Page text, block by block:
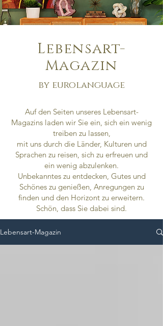
Lebensart-
Magazin
by eurolanguage
Auf den Seiten unseres Lebensart-
Magazins laden wir Sie ein, sich ein wenig
treiben zu lassen,
mit uns durch die Länder, Kulturen und
Sprachen zu reisen, sich zu erfreuen und
ein wenig abzulenken.
Unbekanntes zu entdecken, Gutes und
Schönes zu genießen, Anregungen zu
finden und den Horizont zu erweitern.
Schön, dass Sie dabei sind.
Lebensart-Magazin